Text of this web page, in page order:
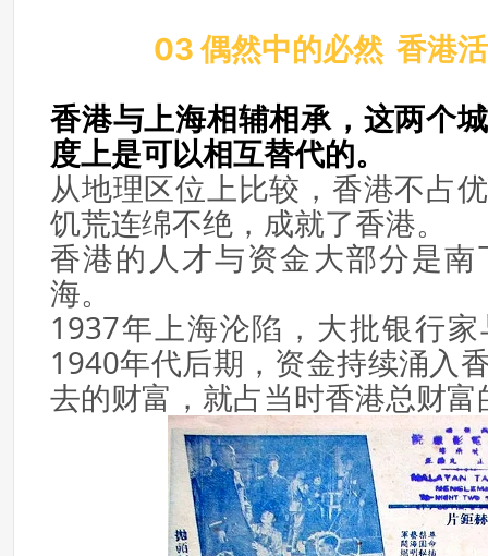
03 偶然中的必然 香港
香港与上海相辅相承，这两个
度上是可以相互替代的。
从地理区位上比较，香港不占
饥荒连绵不绝，成就了香港。
香港的人才与资金大部分是
海。
1937年上海沦陷，大批银行
1940年代后期，资金持续涌入
去的财富，就占当时香港总财富